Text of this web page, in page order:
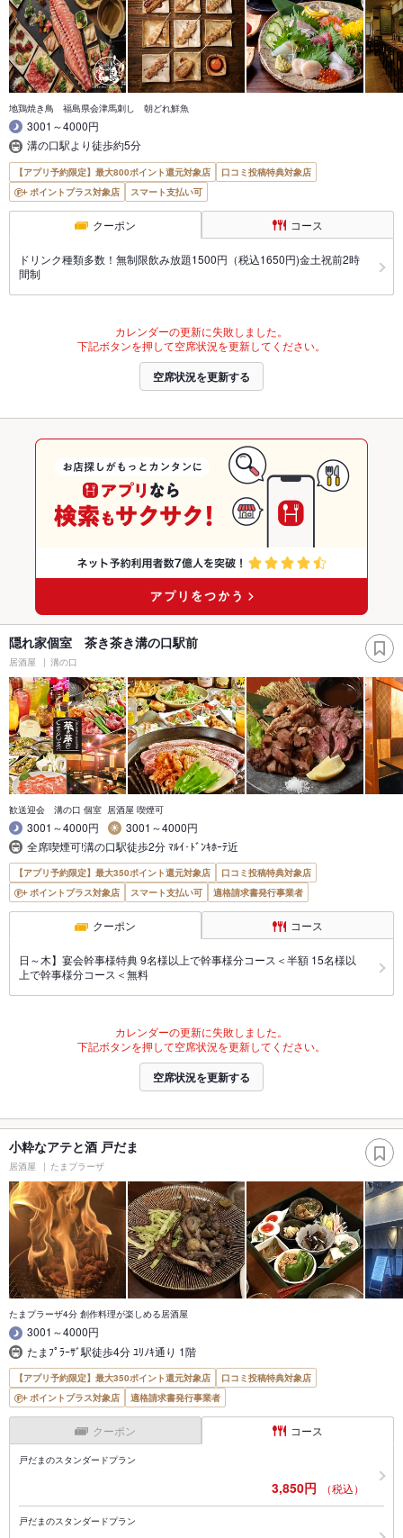
地鶏焼き鳥 福島県会津馬刺し 朝どれ鮮魚
3001～4000円
溝の口駅より徒歩約5分
【アプリ予約限定】最大800ポイント還元対象店
口コミ投稿特典対象店
ポイントプラス対象店
スマート支払い可
クーポン コース
ドリンク種類多数！無制限飲み放題1500円（税込1650円)金土祝前2時
間制
カレンダーの更新に失敗しました。
下記ボタンを押して空席状況を更新してください。
空席状況を更新する
隠れ家個室 茶き茶き溝の口駅前
居酒屋 溝の口
歓送迎会 溝の口 個室 居酒屋 喫煙可
3001～4000円
3001～4000円
全席喫煙可!溝の口駅徒歩2分 ﾏﾙｲ･ﾄﾞﾝｷﾎｰﾃ近
【アプリ予約限定】最大350ポイント還元対象店
口コミ投稿特典対象店
ポイントプラス対象店
スマート支払い可 適格請求書発行事業者
クーポン コース
日～木】宴会幹事様特典 9名様以上で幹事様分コース＜半額 15名様以
上で幹事様分コース＜無料
カレンダーの更新に失敗しました。
下記ボタンを押して空席状況を更新してください。
空席状況を更新する
小粋なアテと酒 戸だま
居酒屋 たまプラーザ
たまプラーザ4分 創作料理が楽しめる居酒屋
3001～4000円
たまﾌﾟﾗｰｻﾞ駅徒歩4分 ﾕﾘﾉｷ通り 1階
【アプリ予約限定】最大350ポイント還元対象店
口コミ投稿特典対象店
ポイントプラス対象店
適格請求書発行事業者
クーポン コース
戸だまのスタンダードプラン
3,850円 （税込）
戸だまのスタンダードプラン